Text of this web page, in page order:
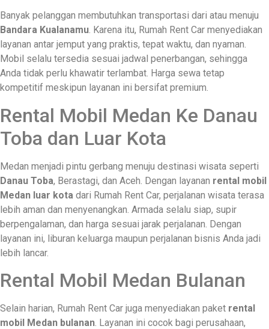
Banyak pelanggan membutuhkan transportasi dari atau menuju
Bandara Kualanamu. Karena itu, Rumah Rent Car menyediakan
layanan antar jemput yang praktis, tepat waktu, dan nyaman.
Mobil selalu tersedia sesuai jadwal penerbangan, sehingga
Anda tidak perlu khawatir terlambat. Harga sewa tetap
kompetitif meskipun layanan ini bersifat premium.
Rental Mobil Medan Ke Danau
Toba dan Luar Kota
Medan menjadi pintu gerbang menuju destinasi wisata seperti
Danau Toba, Berastagi, dan Aceh. Dengan layanan rental mobil
Medan luar kota dari Rumah Rent Car, perjalanan wisata terasa
lebih aman dan menyenangkan. Armada selalu siap, supir
berpengalaman, dan harga sesuai jarak perjalanan. Dengan
layanan ini, liburan keluarga maupun perjalanan bisnis Anda jadi
lebih lancar.
Rental Mobil Medan Bulanan
Selain harian, Rumah Rent Car juga menyediakan paket rental
mobil Medan bulanan. Layanan ini cocok bagi perusahaan,